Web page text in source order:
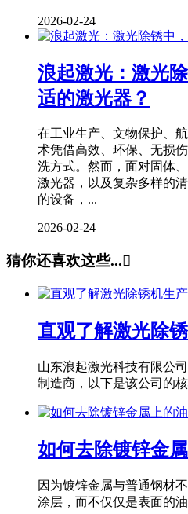
2026-02-24
浪起激光：激光
适的激光器？
在工业生产、文物保护、
术凭借高效、环保、无损
洗方式。然而，面对固体
激光器，以及复杂多样的
的设备，...
2026-02-24
猜你还喜欢这些...
直观了解激光除
山东浪起激光科技有限公
制造商，以下是该公司的
如何去除镀锌金
因为镀锌金属与普通钢材
涂层，而不仅仅是表面的